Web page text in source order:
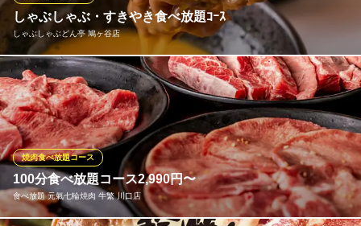
シュラスコ＆ビアレストラン ALEGRIA 川口
シュラスコ＆ビア
ＪＲ京浜東北線川口駅 徒歩4分
埼玉県川口市栄町3-13-1 樹モールプラザ2F
しゃぶしゃぶ・すきやき食べ放題ｺｰｽ
しゃぶしゃぶどん亭 鳩ヶ谷店
お肉はもちろん、鍋野菜、ごはん、うどん、中華麺、香の物が食
べ放題になるコースをご用意いたしました！ご予算やお好みのお
肉に合わせてお選びいただけます。特別な日にもそうでない日に
も大満足必至の食べ放題を、是非ご利用ください♪
しゃぶしゃぶどん亭 鳩ヶ谷店
しゃぶしゃぶ・すきやき
埼玉高速鉄道線南鳩ヶ谷駅 徒歩8分
埼玉県川口市南鳩ヶ谷4-26-1
100分食べ放題コース2,990円〜
食べ放題 元氣七輪焼肉 牛繁 川口店
焼肉食べ放題コース